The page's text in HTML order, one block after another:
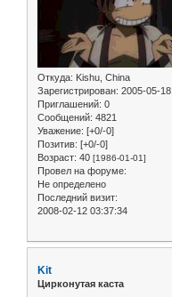
Откуда: Kishu, China
Зарегистрирован: 2005-05-18
Приглашений: 0
Сообщений: 4821
Уважение: [+0/-0]
Позитив: [+0/-0]
Возраст: 40 [1986-01-01]
Провел на форуме:
Не определено
Последний визит:
2008-02-12 03:37:34
Kit
Цирконутая каста